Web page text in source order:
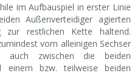
im Aufbauspiel in erster Linie
Außenverteidiger agierten
zur restlichen Kette haltend.
vom alleinigen Sechser
zwischen die beiden
einem bzw. teilweise beiden